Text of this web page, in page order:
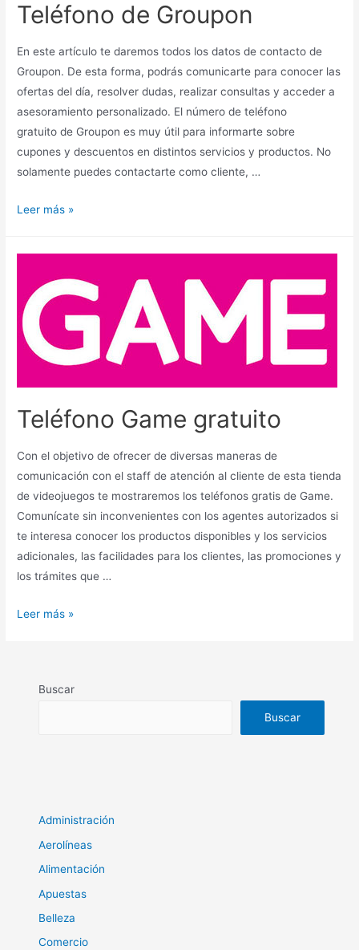
Teléfono de Groupon
En este artículo te daremos todos los datos de contacto de
Groupon. De esta forma, podrás comunicarte para conocer las
ofertas del día, resolver dudas, realizar consultas y acceder a
asesoramiento personalizado. El número de teléfono
gratuito de Groupon es muy útil para informarte sobre
cupones y descuentos en distintos servicios y productos. No
solamente puedes contactarte como cliente, …
Teléfono
Leer más »
Teléfono Game gratuito
Con el objetivo de ofrecer de diversas maneras de
comunicación con el staff de atención al cliente de esta tienda
de videojuegos te mostraremos los teléfonos gratis de Game.
Comunícate sin inconvenientes con los agentes autorizados si
te interesa conocer los productos disponibles y los servicios
adicionales, las facilidades para los clientes, las promociones y
los trámites que …
Teléfono
Leer más »
Buscar
Buscar
Administración
Aerolíneas
Alimentación
Apuestas
Belleza
Comercio